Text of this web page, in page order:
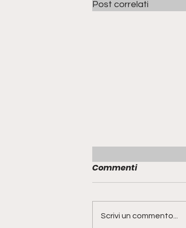
Post correlati
Commenti
Scrivi un commento...